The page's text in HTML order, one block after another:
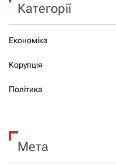
Категорії
Економіка
Корупція
Політика
Мета